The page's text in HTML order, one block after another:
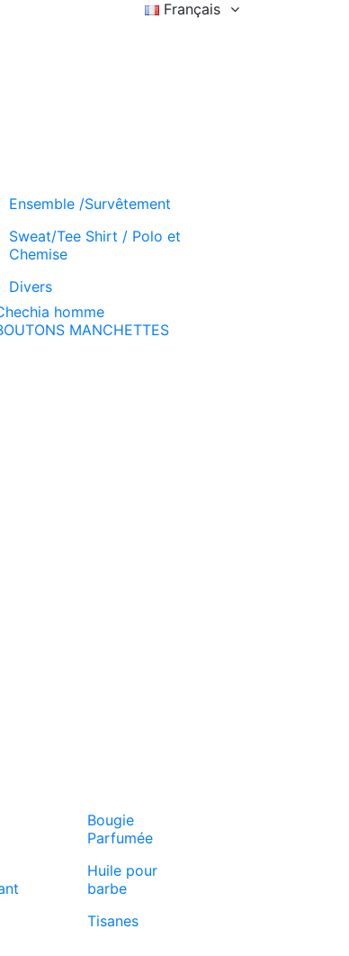
Français
Ensemble /Survêtement
Sweat/Tee Shirt / Polo et
Chemise
Divers
homme
MANCHETTES
Bougie
Parfumée
Huile pour
barbe
Tisanes